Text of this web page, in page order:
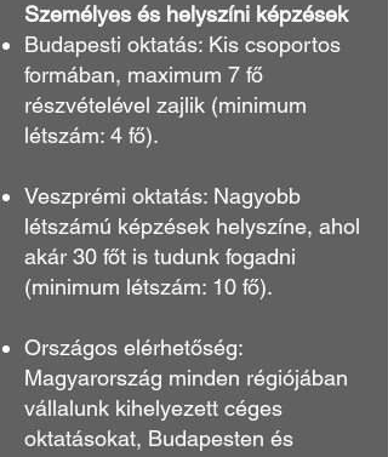
Személyes és helyszíni képzések
Budapesti oktatás: Kis csoportos
formában, maximum 7 fő
részvételével zajlik (minimum
létszám: 4 fő).
Veszprémi oktatás: Nagyobb
létszámú képzések helyszíne, ahol
akár 30 főt is tudunk fogadni
(minimum létszám: 10 fő).
Országos elérhetőség:
Magyarország minden régiójában
vállalunk kihelyezett céges
oktatásokat, Budapesten és